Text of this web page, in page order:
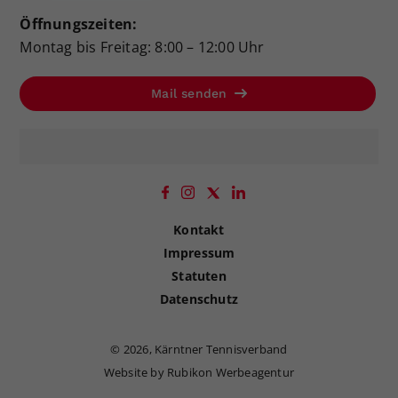
Öffnungszeiten:
Montag bis Freitag: 8:00 – 12:00 Uhr
Mail senden
Kontakt
Impressum
Statuten
Datenschutz
© 2026, Kärntner Tennisverband
Website by Rubikon Werbeagentur